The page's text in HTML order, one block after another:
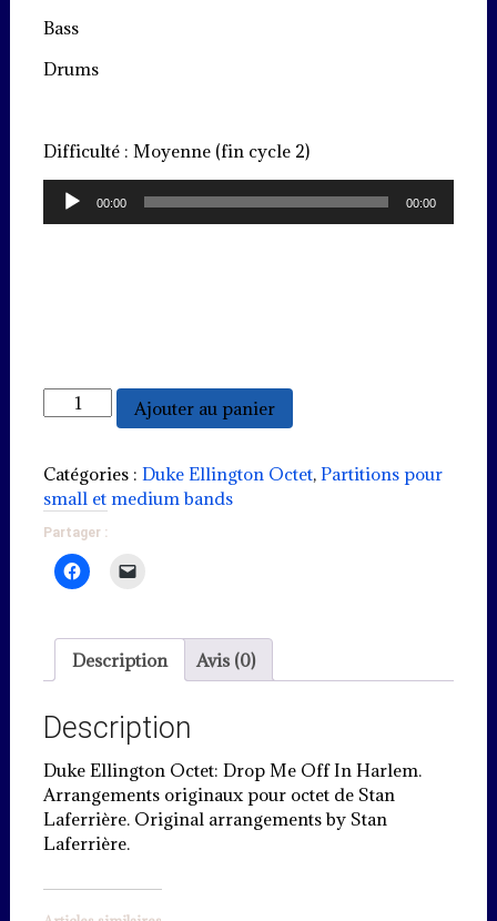
Bass
Drums
Difficulté : Moyenne (fin cycle 2)
Lecteur
audio
00:00 00:00
quantité
de
me
off
in
Harlem
(swing)
Ajouter au panier
Catégories : Duke Ellington Octet, Partitions pour
small et medium bands
Partager :
Description Avis (0)
Description
Duke Ellington Octet: Drop Me Off In Harlem.
Arrangements originaux pour octet de Stan
Laferrière. Original arrangements by Stan
Laferrière.